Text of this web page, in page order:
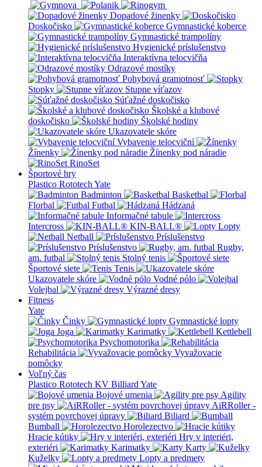
Dopadové žinenky
Doskočisko
Gymnastické koberce
Gymnastické trampolíny
Hygienické príslušenstvo
Interaktívna telocvičňa
Odrazové mostíky
Pohybová gramotnosť
Stopky
Stupne víťazov
Súťažné doskočisko
Školské a klubové
doskočisko
Školské hodiny
Ukazovatele skóre
Vybavenie telocviční
Žínenky
Žínenky pod náradie
RinoSet
Športové hry
Plastico Rototech Yate
Badminton
Basketbal
Florbal
Futbal
Hádzaná
Informačné tabule
Intercross
KIN-BALL®
Lopty
Netball
Príslušenstvo
Príslušenstvo
Rugby,
am. futbal
Stolný tenis
Športové siete
Tenis
Ukazovatele skóre
Vodné pólo
Volejbal
Výrazné dresy
Fitness
Yate
Činky
Gymnastické lopty
Joga
Karimatky
Kettlebell
Psychomotorika
Rehabilitácia
Vyvažovacie
pomôcky
Voľný čas
Plastico Rototech KV Billiard Yate
Bojové umenia
Agility
pre psy
AiRRoller -
systém povrchovej úpravy
Biliard
Bumball
Horolezectvo
Hracie kútiky
Hry v interiéri,
exteriéri
Karimatky
Karty
Kuželky
Lopty a predmety